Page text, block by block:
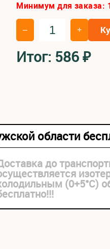
Минимум для заказа:
– +
Итог: 586₽
области
до
(0+5°С)